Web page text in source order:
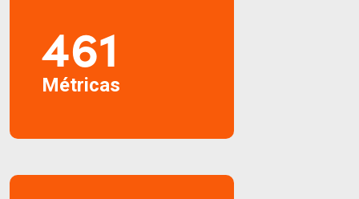
461
Métricas